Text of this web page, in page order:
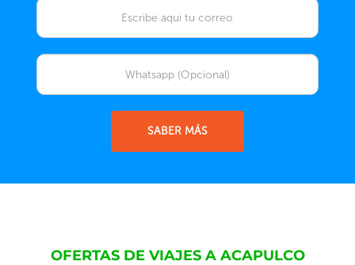
SABER MÁS
OFERTAS DE VIAJES A ACAPULCO